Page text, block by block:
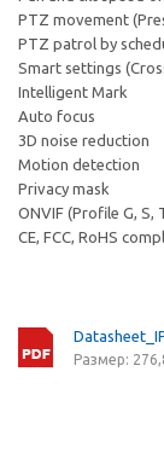
PTZ movement
PTZ patrol by
Smart settings
Intelligent Mark
Auto focus
3D noise reduction
Motion detection
Privacy mask
ONVIF (Profile G, S,
CE, FCC, RoHS
Размер: